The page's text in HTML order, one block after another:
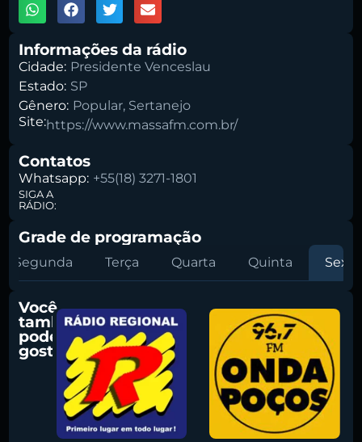
Pesquise aqui a sua rádio favorita:
Buscar rádio
Informações da rádio
Cidade: Presidente Venceslau
Estado: SP
Gênero: Popular, Sertanejo
Site:https://www.massafm.com.br/
Contatos
Whatsapp: +55(18) 3271-1801
SIGA A
RÁDIO:
Grade de programação
Segunda Terça Quarta Quinta Sexta
Você
também
pode
gostar